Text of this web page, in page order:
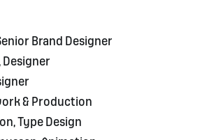
Brand Designer
Designer
& Production
Type Design